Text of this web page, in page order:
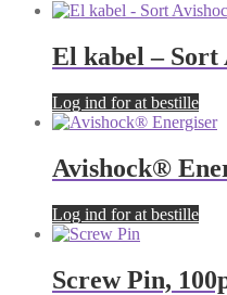
El kabel – Sort
Log ind for at bestille
Avishock®
Log ind for at bestille
Screw Pin,